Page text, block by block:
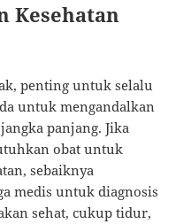
Kesehatan
penting untuk selalu
untuk mengandalkan
panjang. Jika
obat untuk
sebaiknya
medis untuk diagnosis
sehat, cukup tidur,